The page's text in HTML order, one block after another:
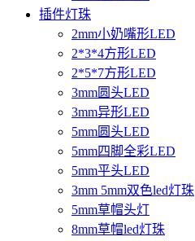
插件灯珠
2mm小奶嘴形LED
2*3*4方形LED
2*5*7方形LED
3mm圆头LED
3mm异形LED
5mm圆头LED
5mm四脚全彩LED
5mm平头LED
3mm 5mm双色led灯珠
5mm草帽头灯
8mm草帽led灯珠